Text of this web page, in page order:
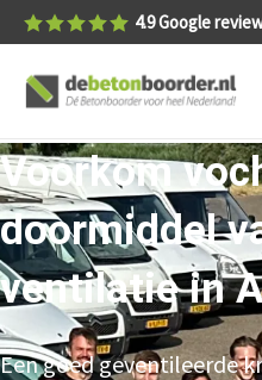
4.9Google
Voorkom
doormiddel
ventilatie in
Een goed geventileerde